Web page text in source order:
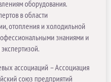
оборудования.
в области
отопления и холодильной
знаниями и
ассоциаций – Ассоциация
союз предприятий